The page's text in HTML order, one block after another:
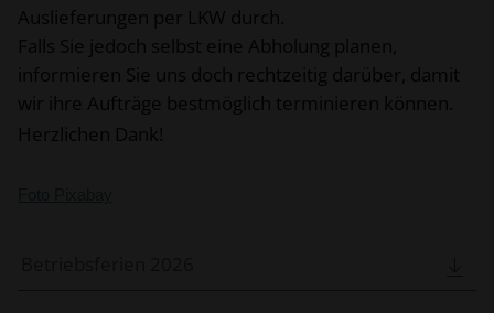
Auslieferungen per LKW durch.
Falls Sie jedoch selbst eine Abholung planen,
informieren Sie uns doch rechtzeitig darüber, damit
wir ihre Aufträge bestmöglich terminieren können.
Herzlichen Dank!